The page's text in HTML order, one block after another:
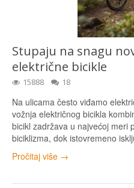
Stupaju na snagu
električne bicikle
15888 18
Na ulicama često viđamo
vožnja električnog bicikla
bicikl zadržava u najvećoj meri
biciklizma, dok istovremeno
Pročitaj više →